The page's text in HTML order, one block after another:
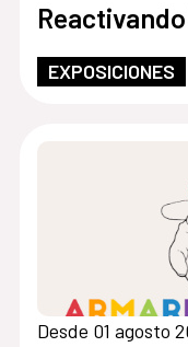
EXPOSICIONES
Desde 01 agosto